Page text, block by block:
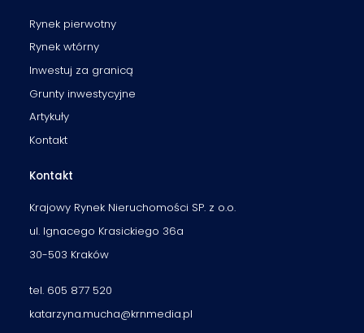
Rynek pierwotny
Rynek wtórny
Inwestuj za granicą
Grunty inwestycyjne
Artykuły
Kontakt
Kontakt
Krajowy Rynek Nieruchomości SP. z o.o.
ul. Ignacego Krasickiego 36a
30-503 Kraków
tel. 605 877 520
katarzyna.mucha@krnmedia.pl